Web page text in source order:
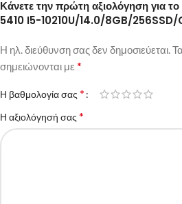
Κάνετε την πρώτη αξιολόγηση για
5410 I5-10210U/14.0/8GB/
Η ηλ. διεύθυνση σας δεν δημοσιεύεται.
σημειώνονται με *
Η βαθμολογία σας *
Η αξιολόγησή σας *